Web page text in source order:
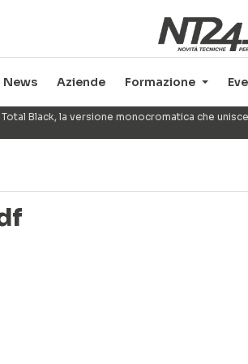
News Aziende Formazione
Black, la versione monocromatica che